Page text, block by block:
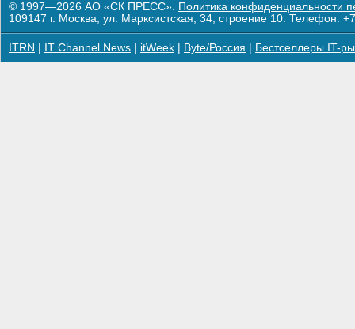
© 1997—2026 АО «СК ПРЕСС». Политика конфиденциальности
109147 г. Москва, ул. Марксистская, 34, строение 10. Телефон:
ITRN IT Channel News itWeek Byte/Россия Бестселлеры IT-